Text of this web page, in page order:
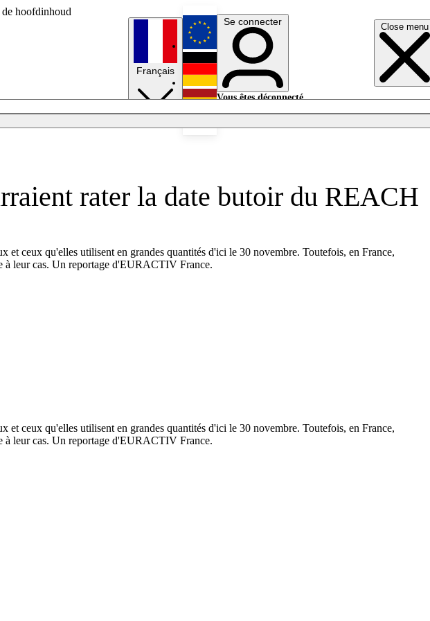
de hoofdinhoud
Close menu
Français
English
Deutsch
Se connecter
Vous êtes déconnecté.
rater la date butoir du REACH
ceux qu'elles utilisent en grandes quantités d'ici le 30 novembre. Toutefois, en France,
à leur cas. Un reportage d'EURACTIV France.
ceux qu'elles utilisent en grandes quantités d'ici le 30 novembre. Toutefois, en France,
à leur cas. Un reportage d'EURACTIV France.